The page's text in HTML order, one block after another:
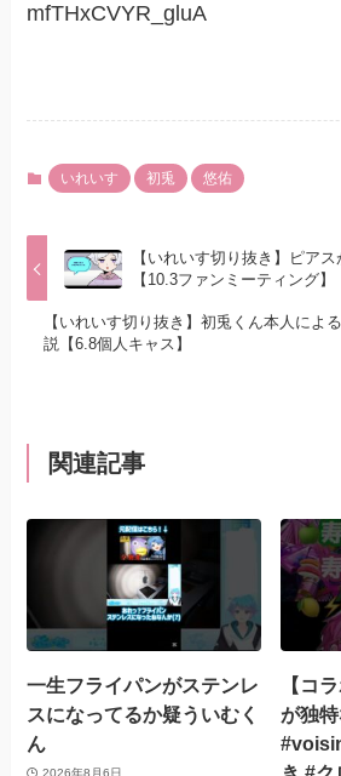
mfTHxCVYR_gluA
いれいす 初兎 悠佑
【いれいす切り抜き】ピア
【10.3ファンミーティング】
【いれいす切り抜き】初兎くん本人によ
説【6.8個人キャス】
関連記事
一生フライパンがステンレ
スになってるか疑ういむく
ん
2026年8月6日
【コ
が独